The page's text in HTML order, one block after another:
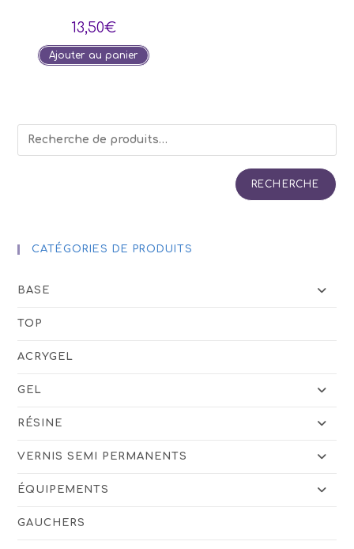
13,50€
Ajouter au panier
RECHERCHE
CATÉGORIES DE PRODUITS
BASE
TOP
ACRYGEL
GEL
RÉSINE
VERNIS SEMI PERMANENTS
ÉQUIPEMENTS
GAUCHERS